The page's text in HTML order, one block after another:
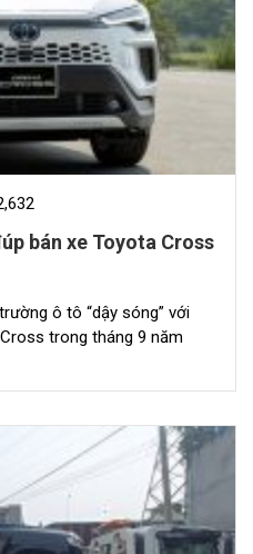
bán xe Toyota Cross
ô tô “dậy sóng” với
trong tháng 9 năm